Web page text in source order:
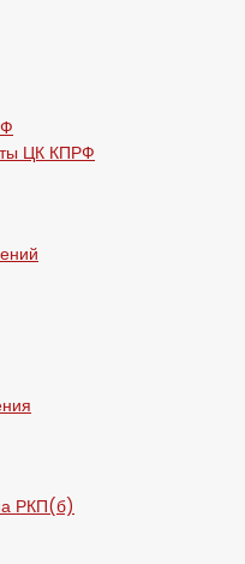
ЦК КПРФ
РКП(б)